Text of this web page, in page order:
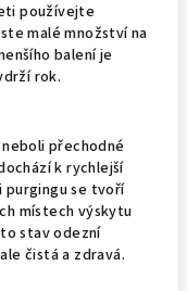
používejte
malé množství na
balení je
rok.
přechodné
k rychlejší
purgingu se tvoří
místech výskytu
stav odezní
čistá a zdravá.